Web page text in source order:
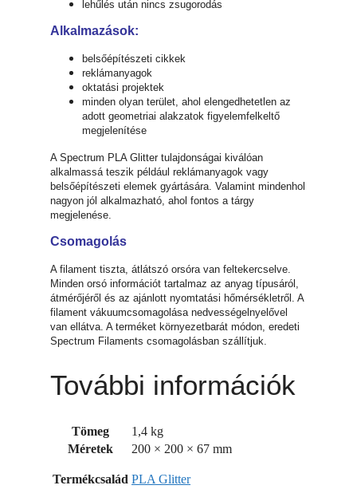
lehűlés után nincs zsugorodás
Alkalmazások:
belsőépítészeti cikkek
reklámanyagok
oktatási projektek
minden olyan terület, ahol elengedhetetlen az
adott geometriai alakzatok figyelemfelkeltő
megjelenítése
A Spectrum PLA Glitter tulajdonságai kiválóan
alkalmassá teszik például reklámanyagok vagy
belsőépítészeti elemek gyártására. Valamint mindenhol
nagyon jól alkalmazható, ahol fontos a tárgy
megjelenése.
Csomagolás
A filament tiszta, átlátszó orsóra van feltekercselve.
Minden orsó információt tartalmaz az anyag típusáról,
átmérőjéről és az ajánlott nyomtatási hőmérsékletről. A
filament vákuumcsomagolása nedvességelnyelővel
van ellátva. A terméket környezetbarát módon, eredeti
Spectrum Filaments csomagolásban szállítjuk.
További információk
Tömeg
1,4 kg
Méretek
200 × 200 × 67 mm
Termékcsalád PLA Glitter